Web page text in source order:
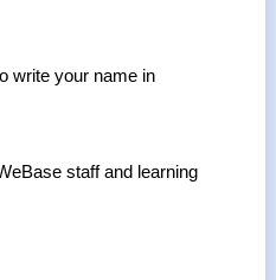
write your name in
staff and learning